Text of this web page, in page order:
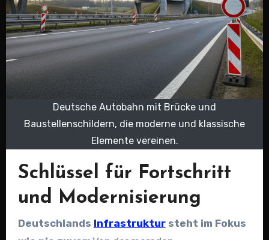
Deutsche Autobahn mit Brücke und
Baustellenschildern, die moderne und klassische
Elemente vereinen.
Schlüssel für Fortschritt
und Modernisierung
Deutschlands Infrastruktursteht im Fokus